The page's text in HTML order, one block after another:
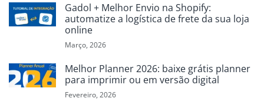
Gadol + Melhor Envio na Shopify:
automatize a logística de frete da sua loja
online
Março, 2026
Melhor Planner 2026: baixe grátis planner
para imprimir ou em versão digital
Fevereiro, 2026